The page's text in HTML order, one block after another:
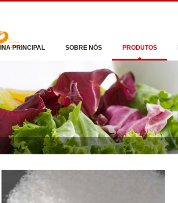
PRINCIPAL SOBRE NÓS PRODUTOS